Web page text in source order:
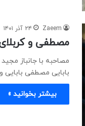
Zaeem ۲۴ آذر ۱۴۰۱
مصطفی و کربلای
مصاحبه با جانباز
بابایی مصطفی بابایی و عملیات
بیشتر بخوانید »